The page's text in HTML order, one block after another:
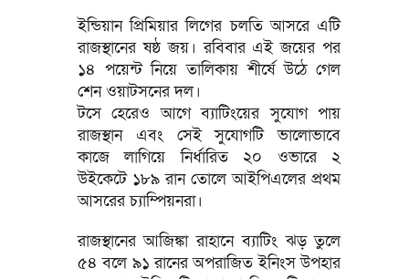
ইন্ডিয়ান প্রিমিয়ার লিগের চলতি আসরে এটি
রাজস্থানের ষষ্ঠ জয়। রবিবার এই জয়ের পর
১৪ পয়েন্ট নিয়ে তালিকায় শীর্ষে উঠে গেল
শেন ওয়াটসনের দল।
টসে হেরেও আগে ব্যাটিংয়ের সুযোগ পায়
রাজস্থান এবং সেই সুযোগটি ভালোভাবে
কাজে লাগিয়ে নির্ধারিত ২০ ওভারে ২
উইকেটে ১৮৯ রান তোলে আইপিএলের প্রথম
আসরের চ্যাম্পিয়নরা।
রাজস্থানের আজিঙ্কা রাহানে ব্যাটিং ঝড় তুলে
৫৪ বলে ৯১ রানের অপরাজিত ইনিংস উপহার